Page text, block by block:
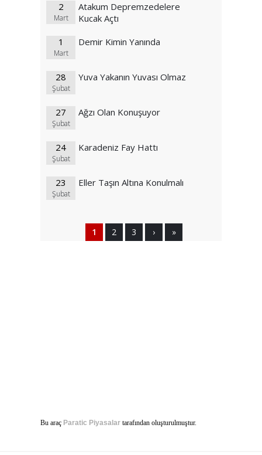
2
Mart
Atakum Depremzedelere
Kucak Açtı
1
Mart
Demir Kimin Yanında
28
Şubat
Yuva Yakanın Yuvası Olmaz
27
Şubat
Ağzı Olan Konuşuyor
24
Şubat
Karadeniz Fay Hattı
23
Şubat
Eller Taşın Altına Konulmalı
1 2 3 › »
Bu araç Paratic Piyasalar tarafından oluşturulmuştur.